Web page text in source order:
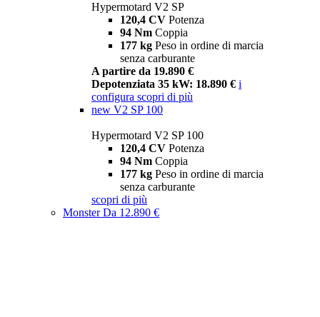
Hypermotard V2 SP
120,4 CV Potenza
94 Nm Coppia
177 kg Peso in ordine di marcia
senza carburante
A partire da 19.890 €
Depotenziata 35 kW: 18.890 € i
configura scopri di più
new V2 SP 100
Hypermotard V2 SP 100
120,4 CV Potenza
94 Nm Coppia
177 kg Peso in ordine di marcia
senza carburante
scopri di più
MonsterDa 12.890 €